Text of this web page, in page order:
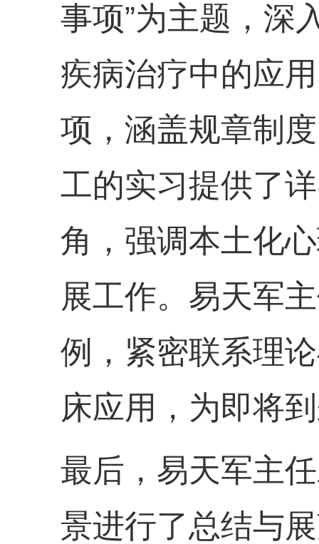
事项”为主题，深
疾病治疗中的应
项，涵盖规章制
工的实习提供了
角，强调本土化
展工作。易天军
例，紧密联系理
床应用，为即将
最后，易天军主
景进行了总结与